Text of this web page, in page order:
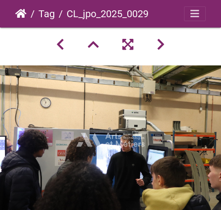
Tag CL_jpo_2025_0029